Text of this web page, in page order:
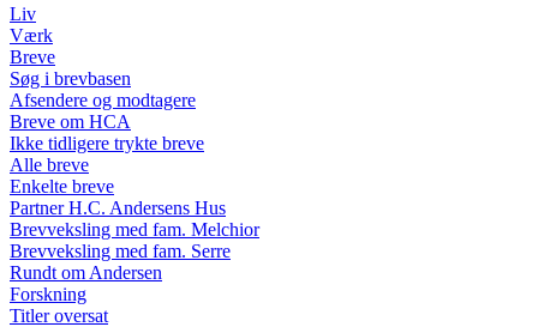
Liv
Værk
Breve
Søg i brevbasen
Afsendere og modtagere
Breve om HCA
Ikke tidligere trykte breve
Alle breve
Enkelte breve
Partner H.C. Andersens Hus
Brevveksling med fam. Melchior
Brevveksling med fam. Serre
Rundt om Andersen
Forskning
Titler oversat